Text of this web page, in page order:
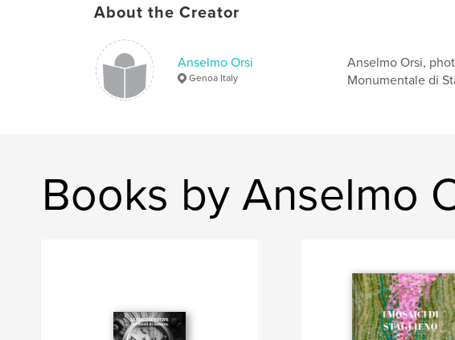
About the Creator
Anselmo Orsi
Genoa Italy
Anselmo Orsi,
Monumentale di
Books by Anselmo